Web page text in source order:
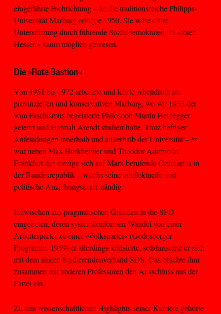
eingeführte Fachrichtung – an die traditionsreiche Philipps-
Universität Marburg erfolgte 1950. Sie wäre ohne
Unterstützung durch führende Sozialdemokraten im »roten
Hessen« kaum möglich gewesen.
Die »Rote Bastion«
Von 1951 bis 1972 arbeitete und lehrte Abendroth im
provinziellen und konservativen Marburg, wo vor 1933 der
vom Faschismus begeisterte Philosoph Martin Heidegger
gelehrt und Hannah Arendt studiert hatte. Trotz heftiger
Anfeindungen innerhalb und außerhalb der Universität – er
war neben Max Horkheimer und Theodor Adorno in
Frankfurt der einzige sich auf Marx berufende Ordinarius in
der Bundesrepublik – wuchs seine intellektuelle und
politische Anziehungskraft ständig.
Inzwischen aus pragmatischen Gründen in die SPD
eingetreten, deren systemkonformen Wandel von einer
Arbeiterpartei zu einer »Volkspartei« (Godesberger
Programm, 1959) er allerdings kritisierte, solidarisierte er sich
mit dem linken Studierendenverband SDS. Das brachte ihm
zusammen mit anderen Professoren den Ausschluss aus der
Partei ein.
Zu den wissenschaftlichen Highlights seiner Karriere gehörte